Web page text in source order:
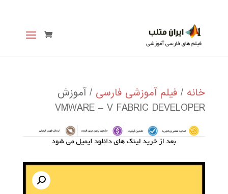
خانه / فیلم آموزشی فارسی / آموزش
VMWARE – V FABRIC DEVELOPER